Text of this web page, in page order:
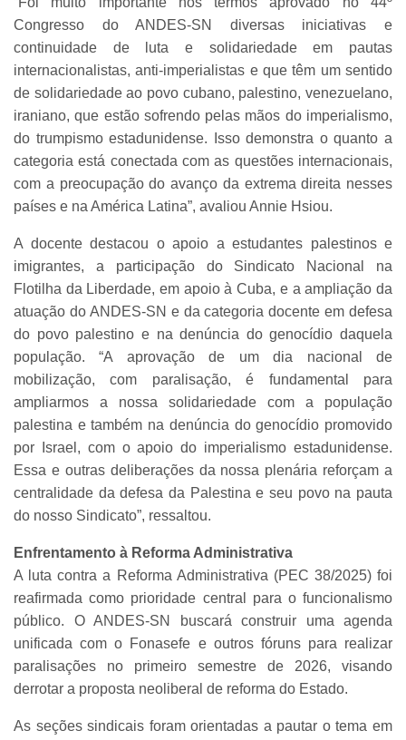
Congresso do ANDES-SN diversas iniciativas e
continuidade de luta e solidariedade em pautas
internacionalistas, anti-imperialistas e que têm um sentido
de solidariedade ao povo cubano, palestino, venezuelano,
iraniano, que estão sofrendo pelas mãos do imperialismo,
do trumpismo estadunidense. Isso demonstra o quanto a
categoria está conectada com as questões internacionais,
com a preocupação do avanço da extrema direita nesses
países e na América Latina”, avaliou Annie Hsiou.
A docente destacou o apoio a estudantes palestinos e
imigrantes, a participação do Sindicato Nacional na
Flotilha da Liberdade, em apoio à Cuba, e a ampliação da
atuação do ANDES-SN e da categoria docente em defesa
do povo palestino e na denúncia do genocídio daquela
população. “A aprovação de um dia nacional de
mobilização, com paralisação, é fundamental para
ampliarmos a nossa solidariedade com a população
palestina e também na denúncia do genocídio promovido
por Israel, com o apoio do imperialismo estadunidense.
Essa e outras deliberações da nossa plenária reforçam a
centralidade da defesa da Palestina e seu povo na pauta
do nosso Sindicato”, ressaltou.
Enfrentamento à Reforma Administrativa
A luta contra a Reforma Administrativa (PEC 38/2025) foi
reafirmada como prioridade central para o funcionalismo
público. O ANDES-SN buscará construir uma agenda
unificada com o Fonasefe e outros fóruns para realizar
paralisações no primeiro semestre de 2026, visando
derrotar a proposta neoliberal de reforma do Estado.
As seções sindicais foram orientadas a pautar o tema em